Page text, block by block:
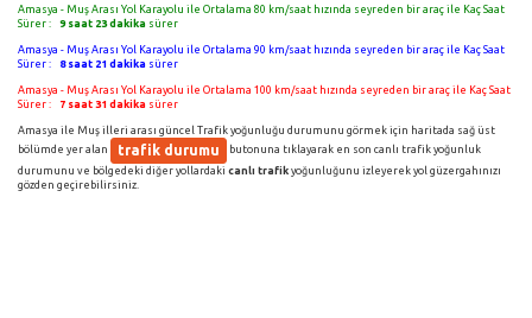
Amasya - Muş Arası Yol Karayolu ile Ortalama 80 km/saat hızında seyreden bir araç ile Kaç Saat
Sürer :
9 saat 23 dakika sürer
Amasya - Muş Arası Yol Karayolu ile Ortalama 90 km/saat hızında seyreden bir araç ile Kaç Saat
Sürer :
8 saat 21 dakika sürer
Amasya - Muş Arası Yol Karayolu ile Ortalama 100 km/saat hızında seyreden bir araç ile Kaç Saat
Sürer :
7 saat 31 dakika sürer
Amasya ile Muş illeri arası güncel Trafik yoğunluğu durumunu görmek için haritada sağ üst
bölümde yer alan
trafik durumu
butonuna tıklayarak en son canlı trafik yoğunluk
durumunu ve bölgedeki diğer yollardaki canlı trafik yoğunluğunu izleyerek yol güzergahınızı
gözden geçirebilirsiniz.